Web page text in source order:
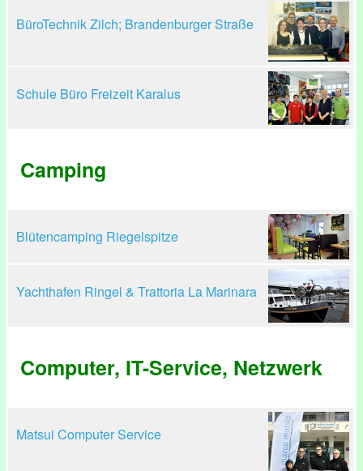
BüroTechnik Zilch; Brandenburger Straße
Schule Büro Freizeit Karalus
Camping
Blütencamping Riegelspitze
Yachthafen Ringel & Trattoria La Marinara
Computer, IT-Service, Netzwerk
Matsui Computer Service